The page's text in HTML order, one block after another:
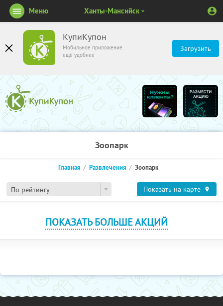
КупиКупон
Мобильное приложение
ещё удобнее
Загрузить
Меню Ханты-Мансийск
Зоопарк
По рейтингу
Главная Развлечения Зоопарк
Показать на карте
ПОКАЗАТЬ БОЛЬШЕ АКЦИЙ